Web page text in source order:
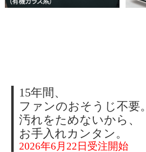
15年間、
ファンのおそうじ不要。
汚れをためないから、
お手入れカンタン。
2026年6月22日受注開始